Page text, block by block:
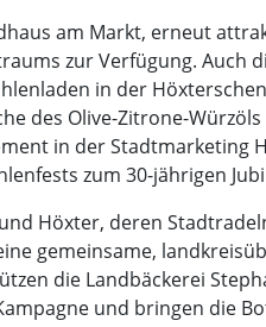
am Markt, erneut
zur Verfügung. Auch
in der
des Olive-Zitrone-
in der
zum 30-jährigen
Höxter, deren
gemeinsame,
die Landbäckerei
und bringen die